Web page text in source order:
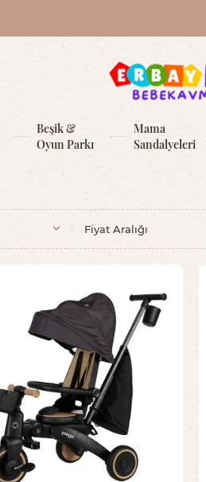
Beşik &
Oyun Parkı
Mama
Sandalyeleri
Fiyat Aralığı